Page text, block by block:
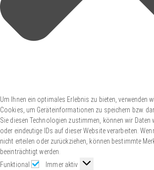
Um Ihnen ein optimales Erlebnis zu bieten, verwenden
Cookies, um Geräteinformationen zu speichern bzw.
Sie diesen Technologien zustimmen, können wir Daten
oder eindeutige IDs auf dieser Website verarbeiten.
nicht erteilen oder zurückziehen, können bestimmte
beeinträchtigt werden.
Funktional
Immer aktiv